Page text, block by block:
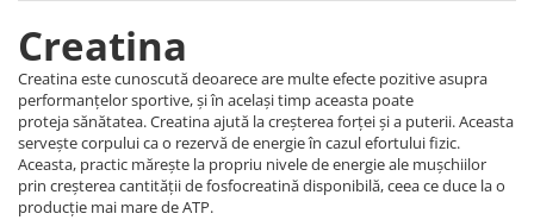
Creatina
Creatina este cunoscută deoarece are multe efecte pozitive asupra
performanțelor sportive, și în același timp aceasta poate
proteja sănătatea. Creatina ajută la creșterea forței și a puterii. Aceasta
servește corpului ca o rezervă de energie în cazul efortului fizic.
Aceasta, practic mărește la propriu nivele de energie ale mușchiilor
prin creșterea cantității de fosfocreatină disponibilă, ceea ce duce la o
producție mai mare de ATP.